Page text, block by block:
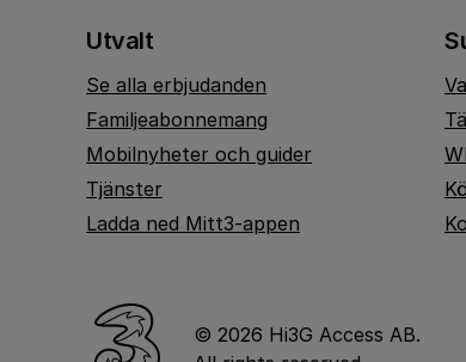
Utvalt
Se alla erbjudanden
Familjeabonnemang
Mobilnyheter och guider
Tjänster
Ladda ned Mitt3-appen
© 2026 Hi3G Access AB.